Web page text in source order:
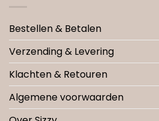
Bestellen & Betalen
Verzending & Levering
Klachten & Retouren
Algemene voorwaarden